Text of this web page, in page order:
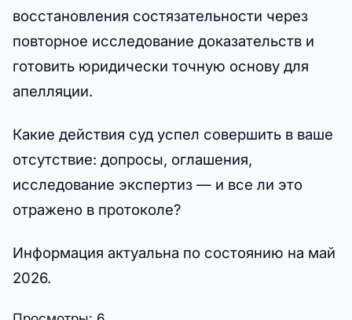
восстановления состязательности через
повторное исследование доказательств и
готовить юридически точную основу для
апелляции.
Какие действия суд успел совершить в ваше
отсутствие: допросы, оглашения,
исследование экспертиз — и все ли это
отражено в протоколе?
Информация актуальна по состоянию на май
2026.